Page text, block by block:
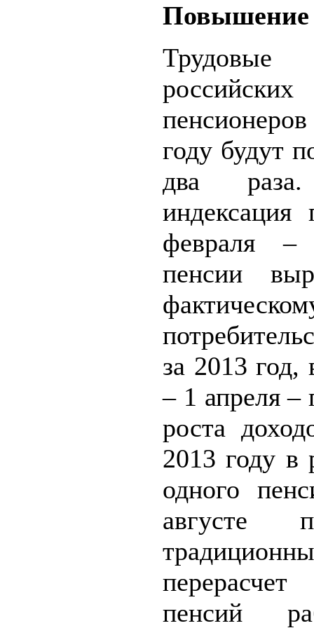
Повышение
российских
году будут
два
индексация
февраля –
пенсии
за 2013 год,
– 1 апреля
роста
2013 году в
одного
августе
пенсий